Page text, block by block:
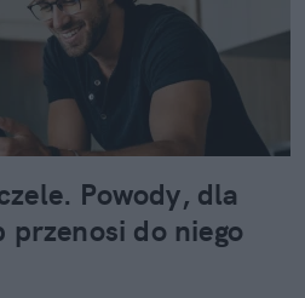
Powody, dla
do niego